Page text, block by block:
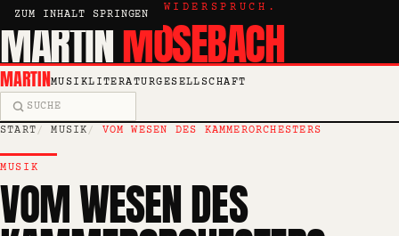
ZUM INHALT SPRINGEN
KRITIK, ESSAY, WIDERSPRUCH.
MARTINMOSEBACH
MARTINMUSIKLITERATURGESELLSCHAFT
Suche
START MUSIK VOM WESEN DES KAMMERORCHESTERS
MUSIK
VOM WESEN DES